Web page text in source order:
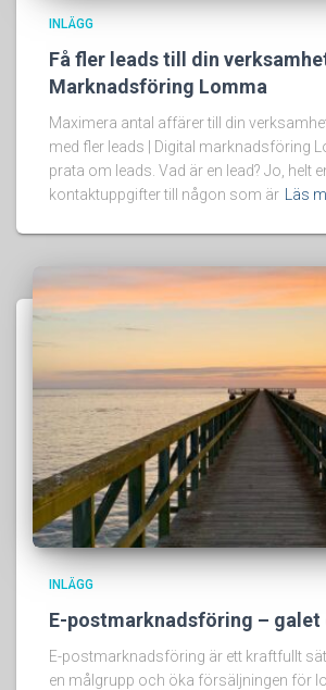
INLÄGG
Få fler leads till din
Marknadsföring Lomma
Maximera antal affärer till din
med fler leads | Digital marknadsföring
prata om leads. Vad är en lead? Jo, helt
kontaktuppgifter till någon som är
Läs
INLÄGG
E-postmarknadsföring –
E-postmarknadsföring är ett kraftfullt
en målgrupp och öka försäljningen för